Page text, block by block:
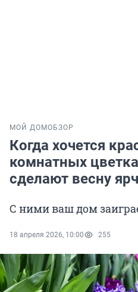
МОЙ ДОМОБЗОР
Когда хочется
комнатных
сделают весну
С ними ваш дом
18 апреля 2026, 10:00 255